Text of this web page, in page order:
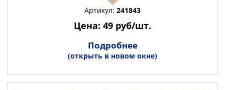
Артикул: 241843
Цена: 49 руб/шт.
Подробнее
(открыть в новом окне)